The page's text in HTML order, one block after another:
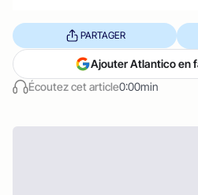
Écoutez cet article0:00min
PARTAGER
Ajouter Atlantico en